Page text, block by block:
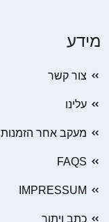
מידע
צור קשר
עלינו
מעקב אחר הזמנות
FAQS
IMPRESSUM
כתב ויתור